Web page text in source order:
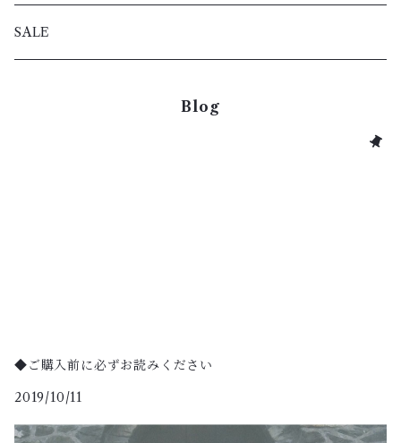
Alaris
Furuhashi michiko(msilver)
SALE
Blog
◆ご購入前に必ずお読みください
2019/10/11